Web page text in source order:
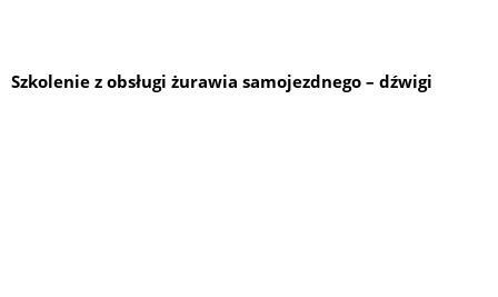
Szkolenie z obsługi żurawia samojezdnego – dźwigi